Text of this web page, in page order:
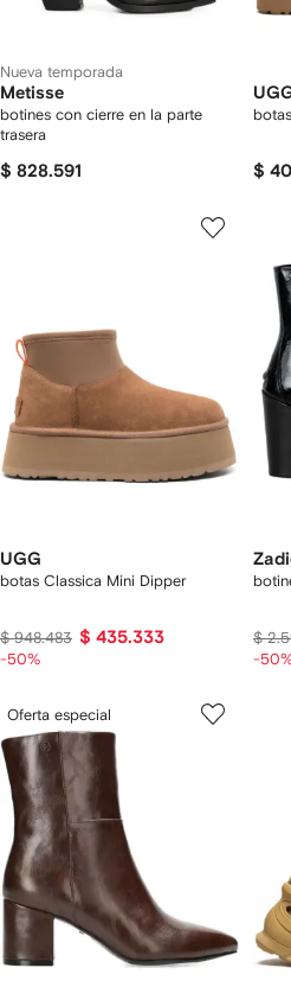
Nueva temporada
Metisse
botines con cierre en la parte
trasera
$ 828.591 $
UGG
botas Classica Mini Dipper
$ 948.483 $ 435.333
-50%
$
-
Oferta especial